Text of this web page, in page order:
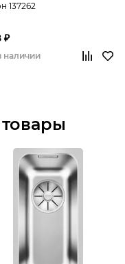
137262
₽
наличии